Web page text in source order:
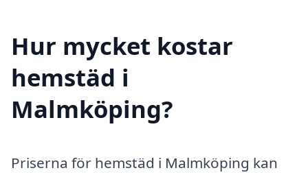
Hur mycket kostar
hemstäd i
Malmköping?
Priserna för hemstäd i Malmköping kan